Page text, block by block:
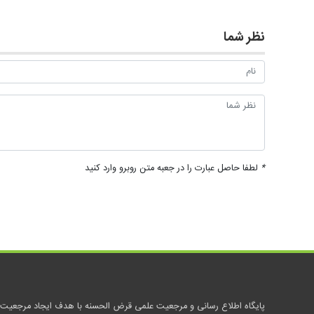
نظر شما
* لطفا حاصل عبارت را در جعبه متن روبرو وارد کنید
پایگاه اطلاع رسانی و مرجعیت علمی قرض الحسنه با هدف ایجاد مرجعیت